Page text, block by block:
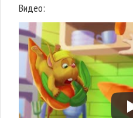
Видео: